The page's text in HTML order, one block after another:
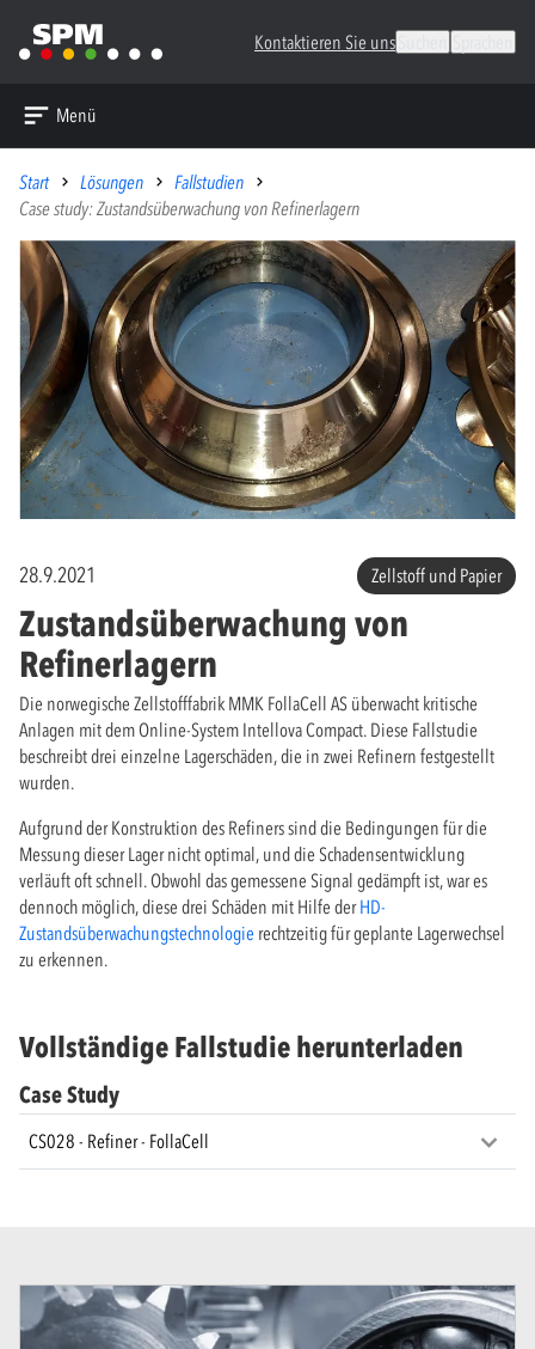
Kontaktieren Sie uns
Menü
Start Lösungen
Fallstudien
Case study: Zustandsüberwachung von Refinerlagern
28.9.2021 Zellstoff und Papier
Zustandsüberwachung von
Refinerlagern
Die norwegische Zellstofffabrik MMK FollaCell AS überwacht kritische
Anlagen mit dem Online-System Intellova Compact. Diese Fallstudie
beschreibt drei einzelne Lagerschäden, die in zwei Refinern festgestellt
wurden.
Aufgrund der Konstruktion des Refiners sind die Bedingungen für die
Messung dieser Lager nicht optimal, und die Schadensentwicklung
verläuft oft schnell. Obwohl das gemessene Signal gedämpft ist, war es
dennoch möglich, diese drei Schäden mit Hilfe derHD-
Zustandsüberwachungstechnologie rechtzeitig für geplante Lagerwechsel
zu erkennen.
Vollständige Fallstudie herunterladen
Case Study
CS028 - Refiner - FollaCell